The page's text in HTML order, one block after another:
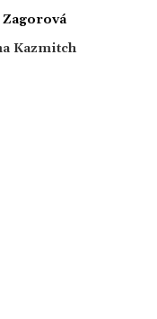
Zagorová
Kazmitch